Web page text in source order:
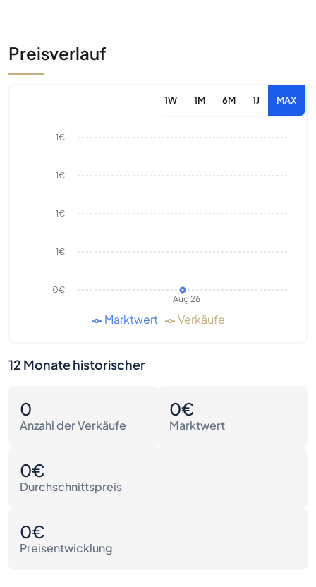
Preisverlauf
1W 1M 6M 1J MAX
Aug 26
0€
1€
1€
1€
1€
Marktwert Verkäufe
12 Monate historischer
0
Anzahl der Verkäufe
0€
Marktwert
0€
Durchschnittspreis
0€
Preisentwicklung